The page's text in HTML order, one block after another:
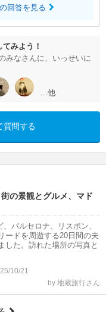
回答を見る
みよう！
みなさんに、いっせいに
…他
質問する
の景観とグルメ、マド
バルセロナ、リスボン、
ードを周遊する20日間の夫
した。訪れた場所の写真と
10/21
by 地蔵旅行さん